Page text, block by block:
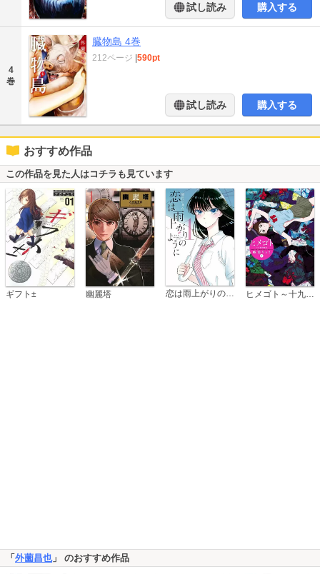
試し読み 購入する
4
巻
臓物島 4巻
212ページ 590pt
試し読み 購入する
おすすめ作品
この作品を見た人はコチラも見ています
ギフト± 幽麗塔 恋は雨上がりのように
「 外薗昌也」 のおすすめ作品